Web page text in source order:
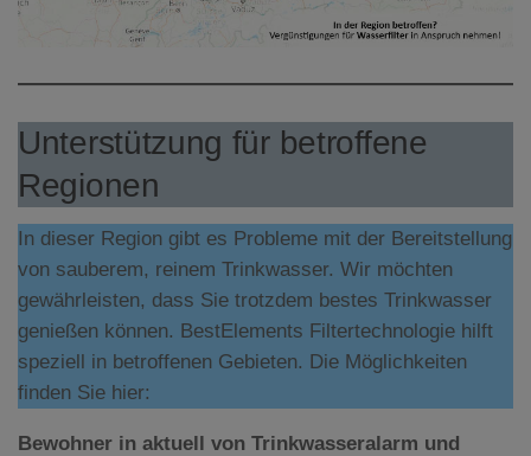
Unterstützung für betroffene
Regionen
In dieser Region gibt es Probleme mit der Bereitstellung
von sauberem, reinem Trinkwasser. Wir möchten
gewährleisten, dass Sie trotzdem bestes Trinkwasser
genießen können. BestElements Filtertechnologie hilft
speziell in betroffenen Gebieten. Die Möglichkeiten
finden Sie hier:
Bewohner in aktuell von Trinkwasseralarm und